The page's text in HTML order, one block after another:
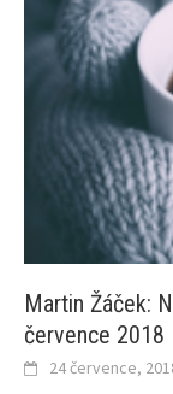
Martin Žáček:
července 2018
24 července,